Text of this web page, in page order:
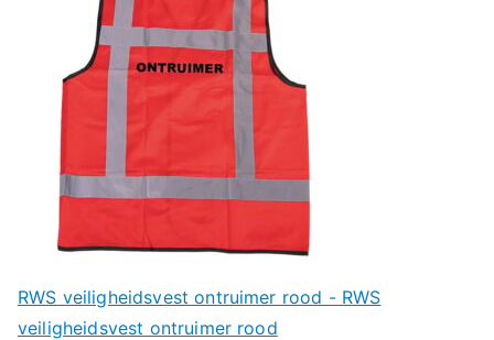
RWS veiligheidsvest ontruimer rood - RWS
veiligheidsvest ontruimer rood